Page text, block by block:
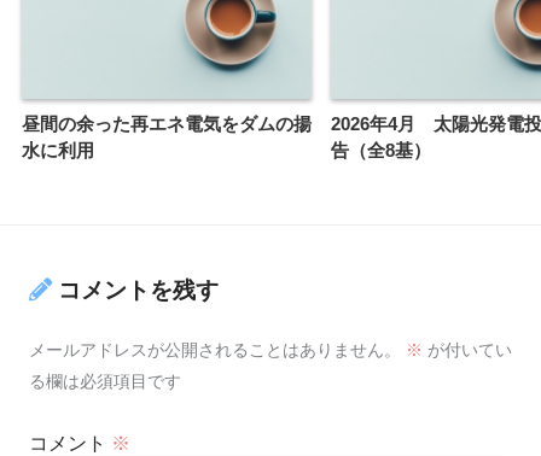
昼間の余った再エネ電気をダムの揚
水に利用
2026年4月 太陽光発電
告（全8基）
コメントを残す
メールアドレスが公開されることはありません。 ※ が付いてい
る欄は必須項目です
コメント ※